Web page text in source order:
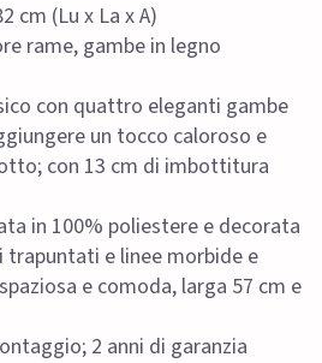
cm (Lu x La x A)
rame, gambe in legno
con quattro eleganti gambe
un tocco caloroso e
con 13 cm di imbottitura
in 100% poliestere e decorata
e linee morbide e
e comoda, larga 57 cm e
2 anni di garanzia